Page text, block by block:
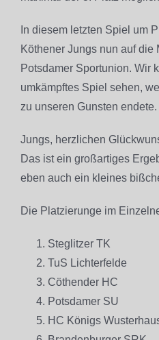
In diesem letzten Spiel um
Köthener Jungs nun auf die
Potsdamer Sportunion. Wir
umkämpftes Spiel sehen,
zu unseren Gunsten endete.
Jungs, herzlichen
Das ist ein großartiges
eben auch ein kleines
Die Platzierunge im
Steglitzer TK
TuS Lichterfelde
Cöthender HC
Potsdamer SU
HC Königs